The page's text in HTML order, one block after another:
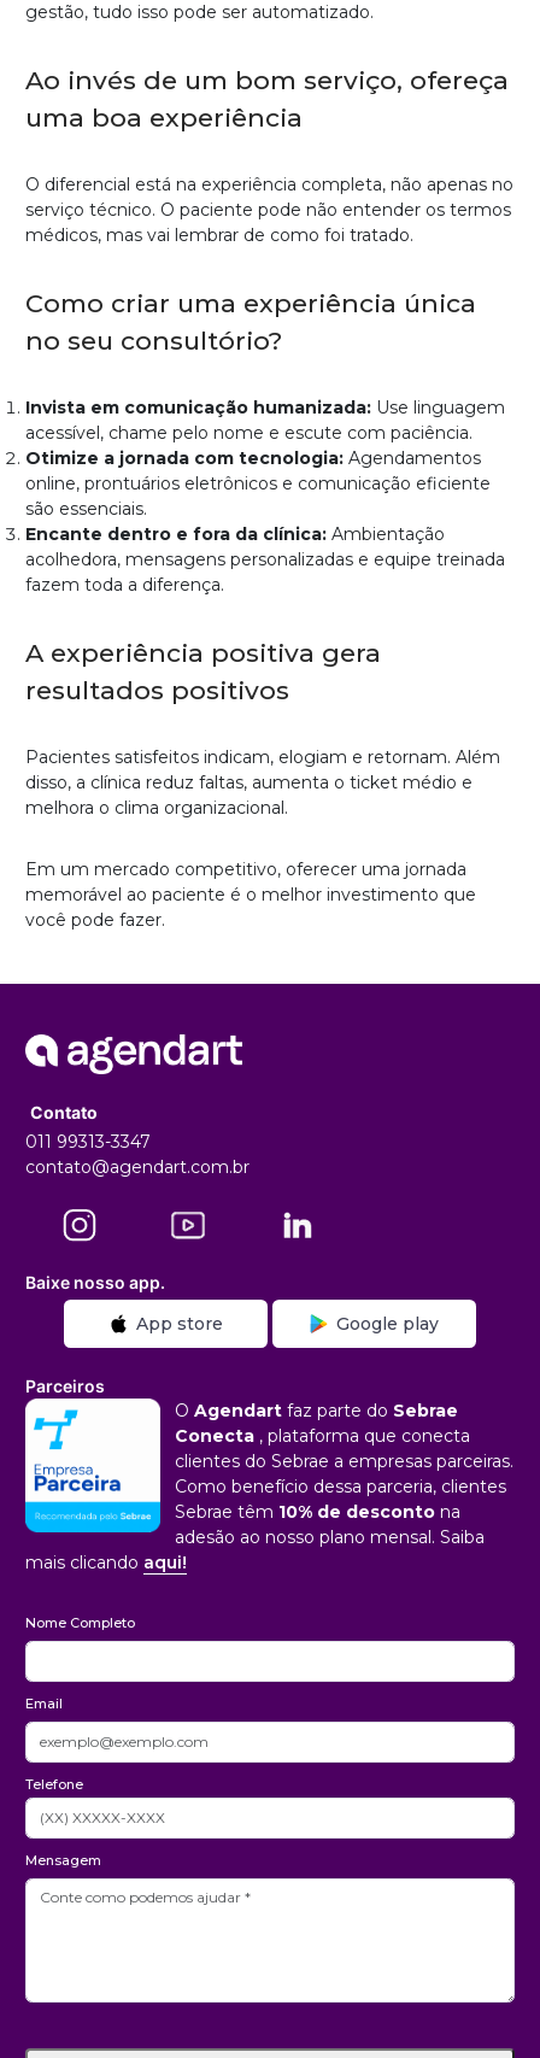
gestão, tudo isso pode ser automatizado.
Ao invés de um bom serviço, ofereça
uma boa experiência
O diferencial está na experiência completa, não apenas no
serviço técnico. O paciente pode não entender os termos
médicos, mas vai lembrar de como foi tratado.
Como criar uma experiência única
no seu consultório?
Invista em comunicação humanizada: Use linguagem
acessível, chame pelo nome e escute com paciência.
Otimize a jornada com tecnologia: Agendamentos
online, prontuários eletrônicos e comunicação eficiente
são essenciais.
Encante dentro e fora da clínica: Ambientação
acolhedora, mensagens personalizadas e equipe treinada
fazem toda a diferença.
A experiência positiva gera
resultados positivos
Pacientes satisfeitos indicam, elogiam e retornam. Além
disso, a clínica reduz faltas, aumenta o ticket médio e
melhora o clima organizacional.
Em um mercado competitivo, oferecer uma jornada
memorável ao paciente é o melhor investimento que
você pode fazer.
Contato
011 99313-3347
contato@agendart.com.br
Baixe nosso app.
App store Google play
Parceiros
O Agendart faz parte do Sebrae
Conecta , plataforma que conecta
clientes do Sebrae a empresas parceiras.
Como benefício dessa parceria, clientes
Sebrae têm 10% de desconto na
adesão ao nosso plano mensal. Saiba
mais clicando aqui!
Nome Completo
Email
Telefone
Mensagem